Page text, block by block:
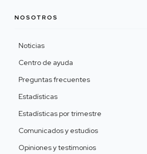
NOSOTROS
Noticias
Centro de ayuda
Preguntas frecuentes
Estadísticas
Estadísticas por trimestre
Comunicados y estudios
Opiniones y testimonios